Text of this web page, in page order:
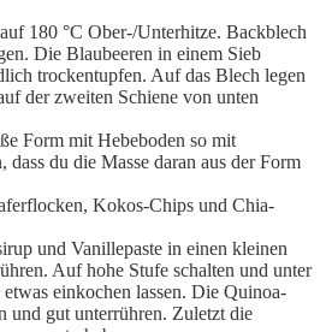
180 °C Ober-/Unterhitze. Backblech
Die Blaubeeren in einem Sieb
trockentupfen. Auf das Blech legen
der zweiten Schiene von unten
Form mit Hebeboden so mit
dass du die Masse daran aus der Form
Kokos-Chips und Chia-
und Vanillepaste in einen kleinen
Auf hohe Stufe schalten und unter
einkochen lassen. Die Quinoa-
und gut unterrühren. Zuletzt die